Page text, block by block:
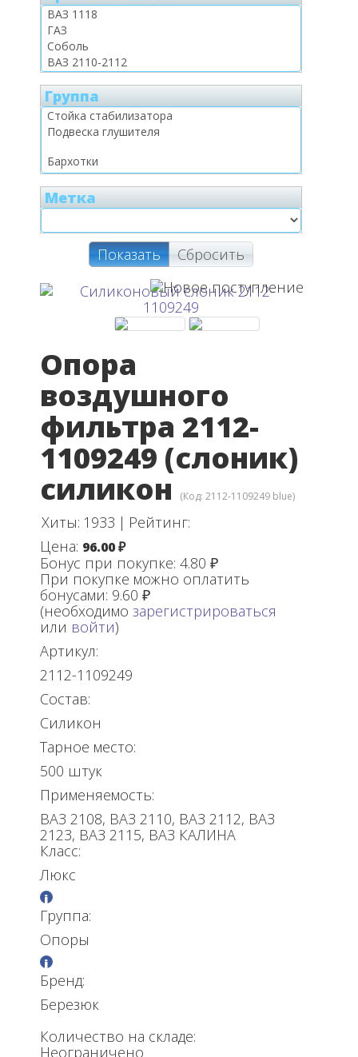
Группа
Метка
Показать Сбросить
Опора
воздушного
фильтра 2112-
1109249 (слоник)
силикон (Код: 2112-1109249 blue)
Хиты: 1933 | Рейтинг:
Цена: 96.00 ₽
Бонус при покупке: 4.80 ₽
При покупке можно оплатить
бонусами: 9.60 ₽
(необходимо зарегистрироваться
или войти)
Артикул:
2112-1109249
Состав:
Силикон
Тарное место:
500 штук
Применяемость:
ВАЗ 2108, ВАЗ 2110, ВАЗ 2112, ВАЗ
2123, ВАЗ 2115, ВАЗ КАЛИНА
Класс:
Люкс
Группа:
Опоры
Бренд:
Березюк
Количество на складе:
Неограничено